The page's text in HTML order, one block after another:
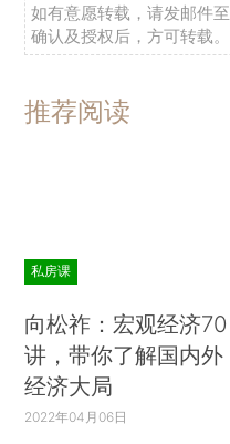
如有意愿转载，请发邮件至
确认及授权后，方可转载。
推荐阅读
私房课
向松祚：宏观经济70
讲，带你了解国内外
经济大局
2022年04月06日